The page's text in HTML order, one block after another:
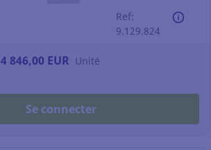
Ref:
9.129.824
4 846,00 EUR Unité
Se connecter